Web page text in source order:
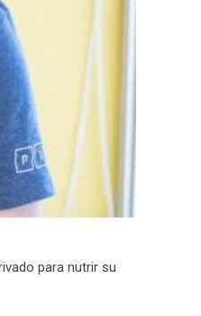
para nutrir su